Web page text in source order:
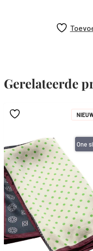
Gerelateerde
One